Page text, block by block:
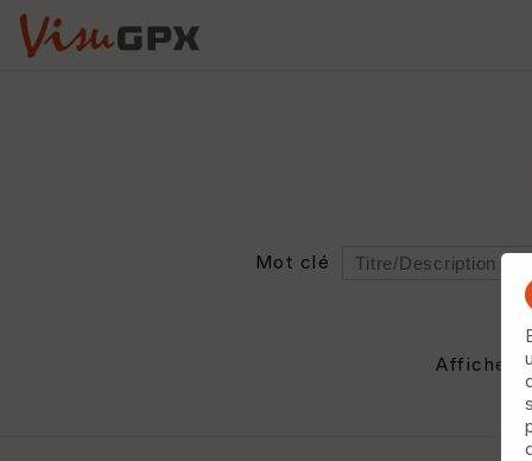
Mot clé
Auteur
Afficher